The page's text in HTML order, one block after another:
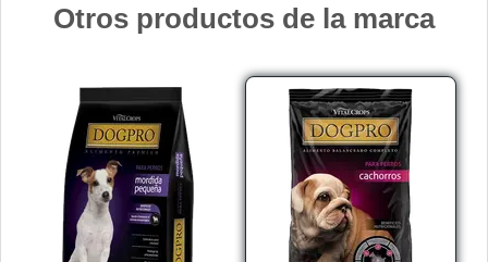
Naturales
Old Prince Proteínas Noveles Perro Adulto Light Cordero y
Arroz Integral
One Perro Adulto Medianos y Grandes Pollo y Carne
One Perro Adulto Medianos y Grandes Pollo y Cordero
Origen Perro Adulto
Pachá Adultos Mix Carne y Pollo
Otros productos de la marca